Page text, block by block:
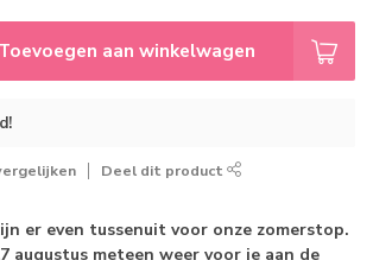
Toevoegen aan winkelwagen
Deel dit product
er even tussenuit voor onze zomerstop.
augustus meteen weer voor je aan de